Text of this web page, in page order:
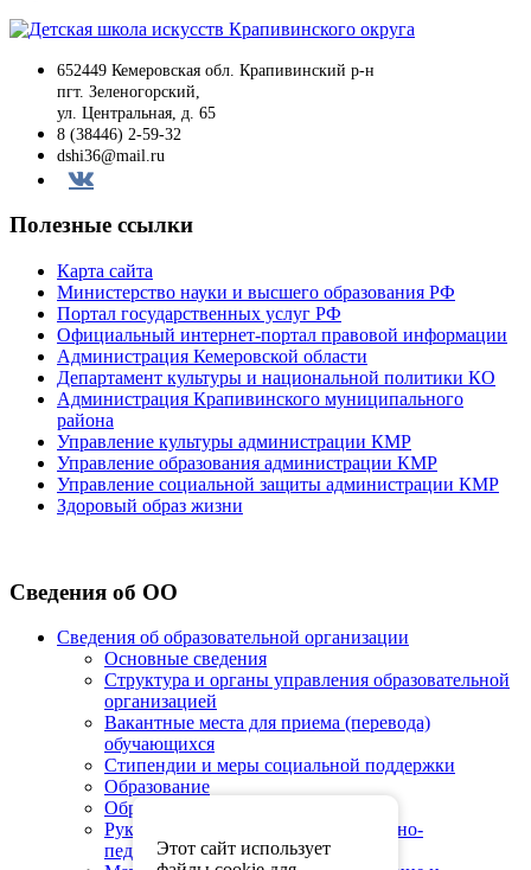
652449 Кемеровская обл. Крапивинский р-н
пгт. Зеленогорский,
ул. Центральная, д. 65
8 (38446) 2-59-32
dshi36@mail.ru
Полезные ссылки
Карта сайта
Министерство науки и высшего образования РФ
Портал государственных услуг РФ
Официальный интернет-портал правовой информации
Администрация Кемеровской области
Департамент культуры и национальной политики КО
Администрация Крапивинского муниципального
района
Управление культуры администрации КМР
Управление образования администрации КМР
Управление социальной защиты администрации КМР
Здоровый образ жизни
Сведения об ОО
Сведения об образовательной организации
Основные сведения
Структура и органы управления образовательной
организацией
Вакантные места для приема (перевода)
обучающихся
Стипендии и меры социальной поддержки
Образование
Образовательные стандарты
Руководство. Педагогический (научно-
педагогический) состав
Этот сайт использует